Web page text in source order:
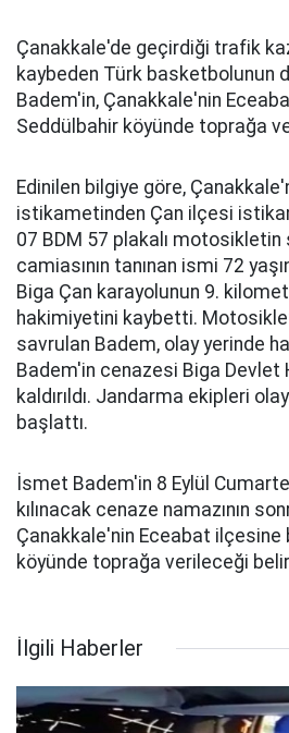
Çanakkale'de geçirdiği trafik
kaybeden Türk basketbolunun
Badem'in, Çanakkale'nin
Seddülbahir köyünde toprağa
Edinilen bilgiye göre,
istikametinden Çan ilçesi
07 BDM 57 plakalı
camiasının tanınan ismi 72
Biga Çan karayolunun 9.
hakimiyetini kaybetti.
savrulan Badem, olay yerinde
Badem'in cenazesi Biga
kaldırıldı. Jandarma ekipleri
başlattı.
İsmet Badem'in 8 Eylül
kılınacak cenaze namazının
Çanakkale'nin Eceabat ilçesine
köyünde toprağa verileceği
İlgili Haberler